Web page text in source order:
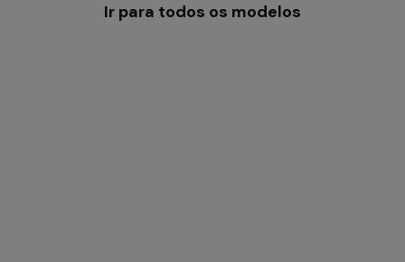
Ir para todos os modelos